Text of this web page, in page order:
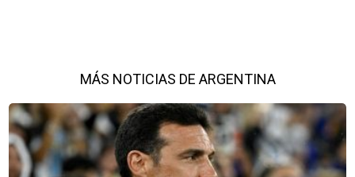
MÁS NOTICIAS DE ARGENTINA